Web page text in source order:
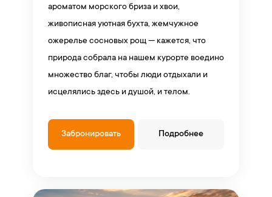
ароматом морского бриза и хвои,
живописная уютная бухта, жемчужное
ожерелье сосновых рощ — кажется, что
природа собрала на нашем курорте воедино
множество благ, чтобы люди отдыхали и
исцелялись здесь и душой, и телом.
Забронировать Подробнее